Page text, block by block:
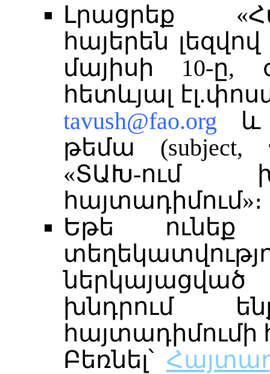
Լրացրեք
հայերեն
մայիսի 10-ը,
հետևյալ
tavush@fao.org
թեմա (subject,
«ՏԱԽ-ում
հայտադիմում»։
Եթե ունեք
ներկայացված
խնդրում
հայտադիմումի
Բեռնել՝